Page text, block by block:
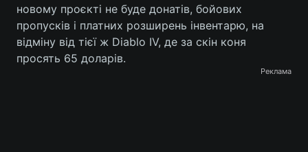
новому проєкті не буде донатів, бойових
пропусків і платних розширень інвентарю, на
відміну від тієї ж Diablo IV, де за скін коня
просять 65 доларів.
Реклама